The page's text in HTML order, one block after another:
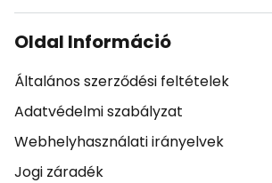
Oldal Információ
Általános szerződési feltételek
Adatvédelmi szabályzat
Webhelyhasználati irányelvek
Jogi záradék